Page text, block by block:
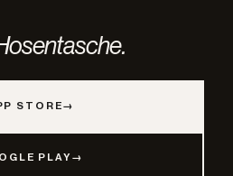
STORE→
PLAY →